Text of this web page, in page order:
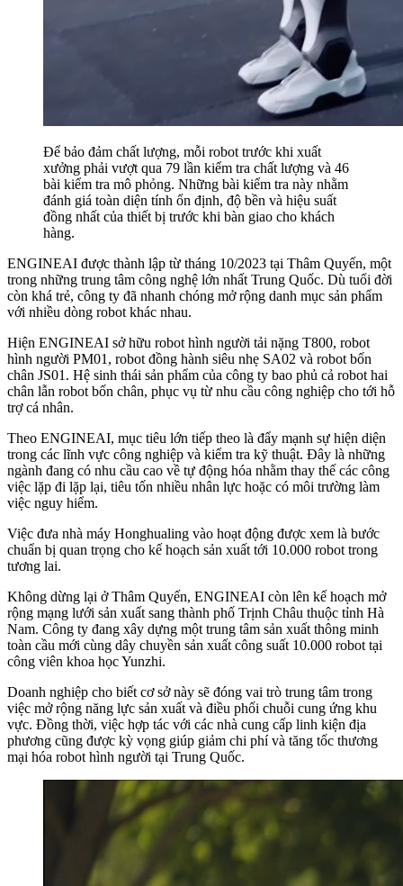
Để bảo đảm chất lượng, mỗi robot trước khi xuất
xưởng phải vượt qua 79 lần kiểm tra chất lượng và 46
bài kiểm tra mô phỏng. Những bài kiểm tra này nhằm
đánh giá toàn diện tính ổn định, độ bền và hiệu suất
đồng nhất của thiết bị trước khi bàn giao cho khách
hàng.
ENGINEAI được thành lập từ tháng 10/2023 tại Thâm Quyến, một
trong những trung tâm công nghệ lớn nhất Trung Quốc. Dù tuổi đời
còn khá trẻ, công ty đã nhanh chóng mở rộng danh mục sản phẩm
với nhiều dòng robot khác nhau.
Hiện ENGINEAI sở hữu robot hình người tải nặng T800, robot
hình người PM01, robot đồng hành siêu nhẹ SA02 và robot bốn
chân JS01. Hệ sinh thái sản phẩm của công ty bao phủ cả robot hai
chân lẫn robot bốn chân, phục vụ từ nhu cầu công nghiệp cho tới hỗ
trợ cá nhân.
Theo ENGINEAI, mục tiêu lớn tiếp theo là đẩy mạnh sự hiện diện
trong các lĩnh vực công nghiệp và kiểm tra kỹ thuật. Đây là những
ngành đang có nhu cầu cao về tự động hóa nhằm thay thế các công
việc lặp đi lặp lại, tiêu tốn nhiều nhân lực hoặc có môi trường làm
việc nguy hiểm.
Việc đưa nhà máy Honghualing vào hoạt động được xem là bước
chuẩn bị quan trọng cho kế hoạch sản xuất tới 10.000 robot trong
tương lai.
Không dừng lại ở Thâm Quyến, ENGINEAI còn lên kế hoạch mở
rộng mạng lưới sản xuất sang thành phố Trịnh Châu thuộc tỉnh Hà
Nam. Công ty đang xây dựng một trung tâm sản xuất thông minh
toàn cầu mới cùng dây chuyền sản xuất công suất 10.000 robot tại
công viên khoa học Yunzhi.
Doanh nghiệp cho biết cơ sở này sẽ đóng vai trò trung tâm trong
việc mở rộng năng lực sản xuất và điều phối chuỗi cung ứng khu
vực. Đồng thời, việc hợp tác với các nhà cung cấp linh kiện địa
phương cũng được kỳ vọng giúp giảm chi phí và tăng tốc thương
mại hóa robot hình người tại Trung Quốc.